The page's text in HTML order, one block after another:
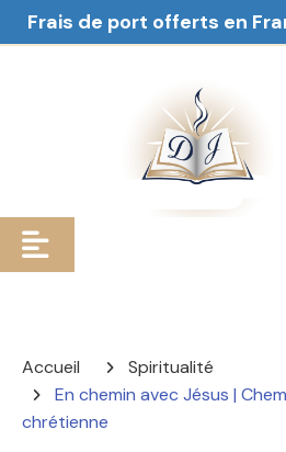
Frais de port offerts en
Accueil
Spiritualité
En chemin avec Jésus |
chrétienne